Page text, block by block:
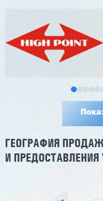
ГЕОГРАФИЯ ПРОДАЖ
И ПРЕДОСТАВЛЕНИЯ